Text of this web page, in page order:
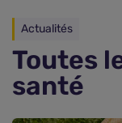
Actualités
Toutes
santé